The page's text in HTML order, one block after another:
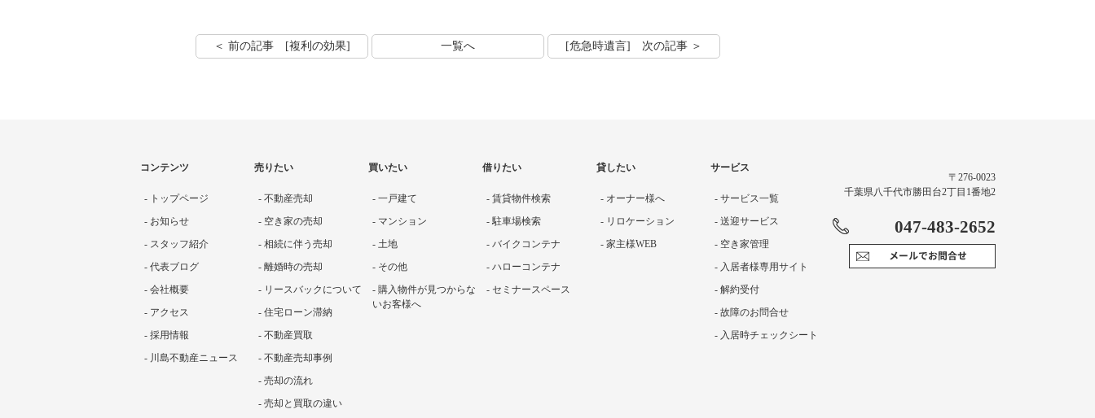
＜ 前の記事 [複利の効果] 一覧へ [危急時遺言] 次の記事 ＞
コンテンツ
- トップページ
- お知らせ
- スタッフ紹介
- 代表ブログ
- 会社概要
- アクセス
- 採用情報
- 川島不動産ニュース
売りたい
- 不動産売却
- 空き家の売却
- 相続に伴う売却
- 離婚時の売却
- リースバックについて
- 住宅ローン滞納
- 不動産買取
- 不動産売却事例
- 売却の流れ
- 売却と買取の違い
買いたい
- 一戸建て
- マンション
- 土地
- その他
- 購入物件が見つからな
いお客様へ
借りたい
- 賃貸物件検索
- 駐車場検索
- バイクコンテナ
- ハローコンテナ
- セミナースペース
貸したい
- オーナー様へ
- リロケーション
- 家主様WEB
サービス
- サービス一覧
- 送迎サービス
- 空き家管理
- 入居者様専用サイト
- 解約受付
- 故障のお問合せ
- 入居時チェックシート
〒276-0023
千葉県八千代市勝田台2丁目1番地2
047-483-2652